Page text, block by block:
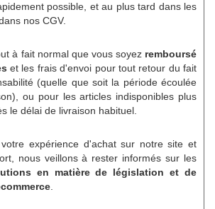
possible, et au plus tard dans les
nos CGV.
à fait normal que vous soyez remboursé
et les frais d'envoi pour tout retour du fait
(quelle que soit la période écoulée
ou pour les articles indisponibles plus
le délai de livraison habituel.
expérience d'achat sur notre site et
nous veillons à rester informés sur les
en matière de législation et de